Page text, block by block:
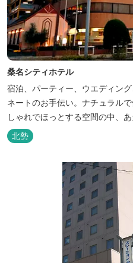
桑名シティホテル
宿泊、パーティー、ウエディン
ネートのお手伝い。ナチュラル
しゃれでほっとする空間の中、
たします。
北勢